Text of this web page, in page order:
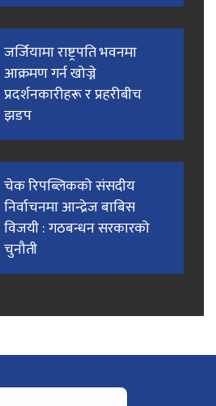
जर्जियामा राष्ट्रपति भवनमा
आक्रमण गर्न खोज्ने
प्रदर्शनकारीहरू र प्रहरीबीच
झडप
चेक रिपब्लिकको संसदीय
निर्वाचनमा आन्द्रेज बाबिस
विजयी : गठबन्धन सरकारको
चुनौती